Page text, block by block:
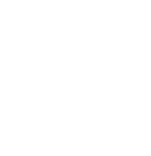
这宅子空荡破败，举止怪
和甘耀祖（白客 饰）一